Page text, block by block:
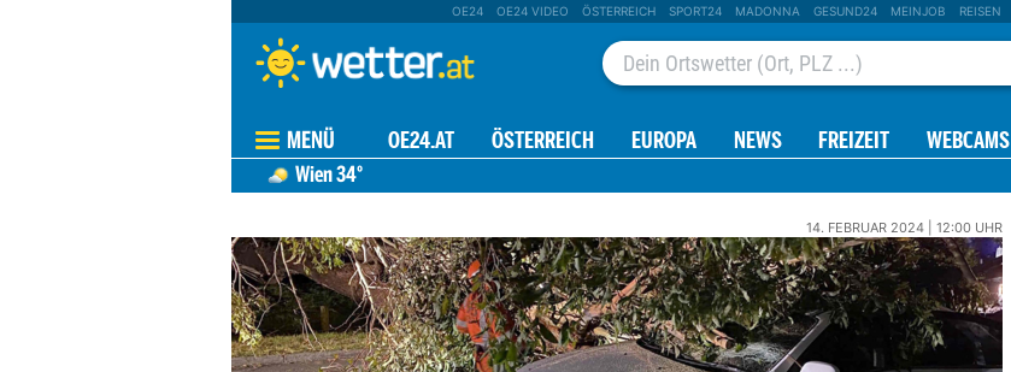
OE24 OE24 VIDEO ÖSTERREICH SPORT24 MADONNA GESUND24 MEINJOB REISEN
MENÜ OE24.AT ÖSTERREICH EUROPA NEWS FREIZEIT WEBCAMS
Wien34°
14. FEBRUAR 2024 | 12:00 UHR